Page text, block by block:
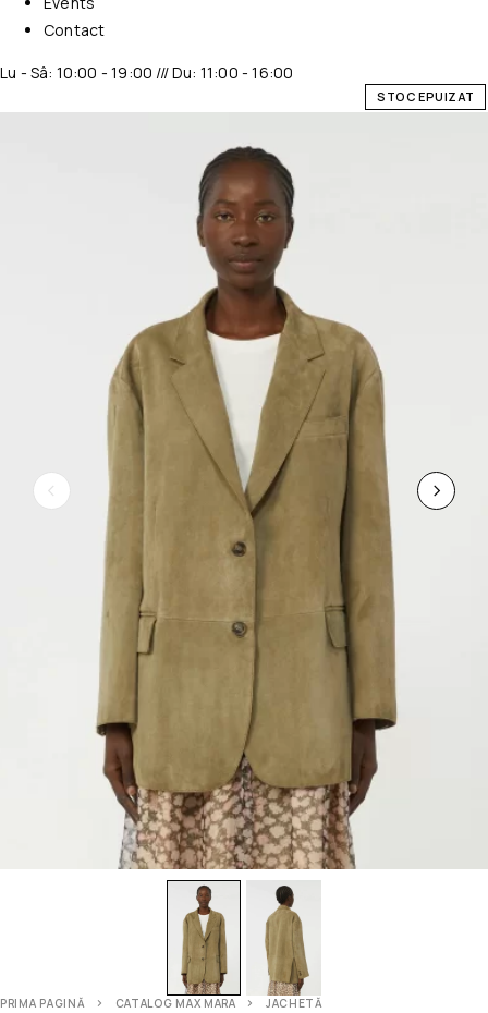
Contact
Lu - Sâ: 10:00 - 19:00 /// Du: 11:00 - 16:00
STOC EPUIZAT
PRIMA PAGINĂ CATALOG MAX MARA JACHETĂ